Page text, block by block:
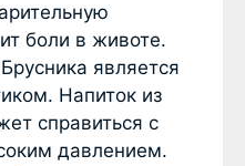
боли в животе.
является
Напиток из
справиться с
давлением.